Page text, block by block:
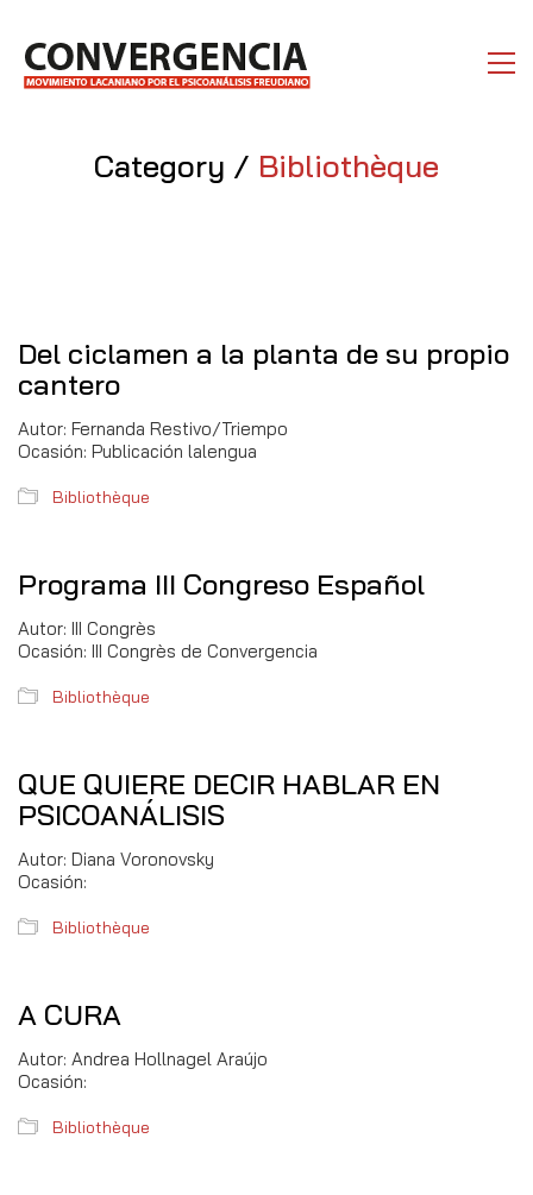
Category / Bibliothèque
Del ciclamen a la planta de su propio
cantero
Autor: Fernanda Restivo/Triempo
Ocasión: Publicación lalengua
Bibliothèque
Programa III Congreso Español
Autor: III Congrès
Ocasión: III Congrès de Convergencia
Bibliothèque
QUE QUIERE DECIR HABLAR EN
PSICOANÁLISIS
Autor: Diana Voronovsky
Ocasión:
Bibliothèque
A CURA
Autor: Andrea Hollnagel Araújo
Ocasión:
Bibliothèque